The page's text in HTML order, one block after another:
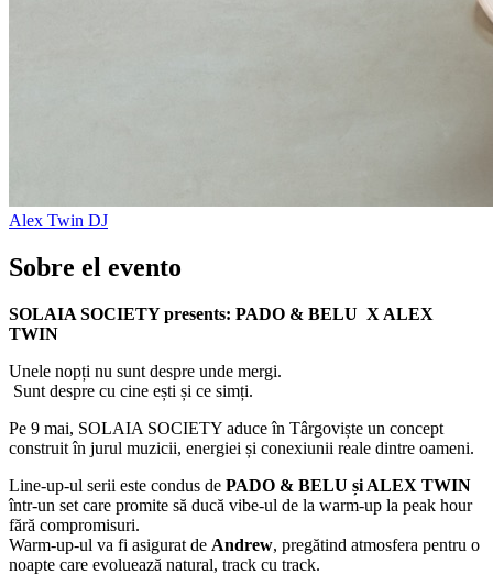
Alex Twin DJ
Sobre el evento
SOLAIA SOCIETY presents: PADO & BELU X ALEX
TWIN
Unele nopți nu sunt despre unde mergi.
Sunt despre cu cine ești și ce simți.
Pe 9 mai, SOLAIA SOCIETY aduce în Târgoviște un concept
construit în jurul muzicii, energiei și conexiunii reale dintre oameni.
Line-up-ul serii este condus de PADO & BELU și ALEX TWIN
într-un set care promite să ducă vibe-ul de la warm-up la peak hour
fără compromisuri.
Warm-up-ul va fi asigurat de Andrew, pregătind atmosfera pentru o
noapte care evoluează natural, track cu track.